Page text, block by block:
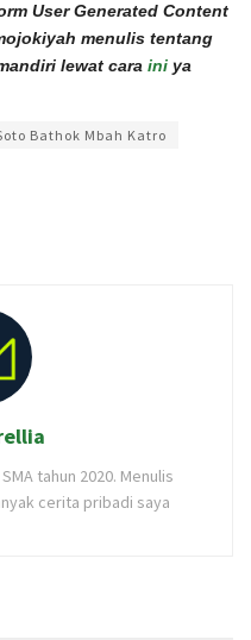
User Generated Content
menulis tentang
lewat cara ini ya
Bathok Mbah Katro
tahun 2020. Menulis
cerita pribadi saya